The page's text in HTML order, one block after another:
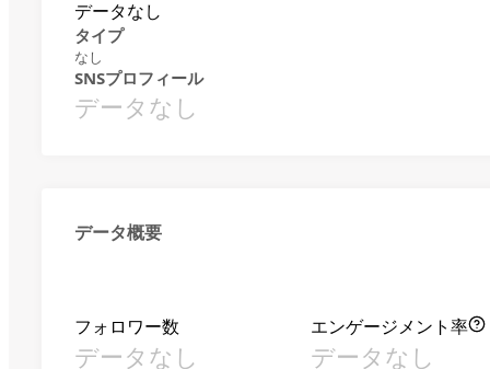
データなし
タイプ
なし
SNSプロフィール
データなし
データ概要
フォロワー数
データなし
エンゲージメント率
データなし